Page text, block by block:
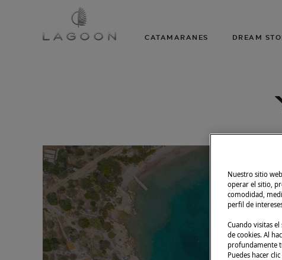
CATAMARANES DREAM
Nuestro sitio
operar el sitio,
comodidad,
perfil de
Cuando visitas
de cookies. Al
profundamente
Puedes hacer clic